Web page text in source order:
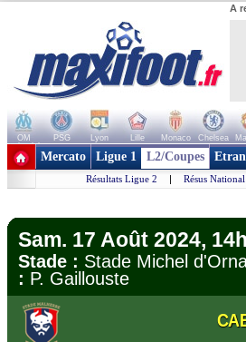
A
OM PSG Lyon Lille Monaco Chelsea
+ de clubs
Mercato Ligue 1 L2/Coupes
Résultats Ligue 2 | Résus National
Sam. 17 Août 2024,
Stade : Stade Michel
: P. Gaillouste